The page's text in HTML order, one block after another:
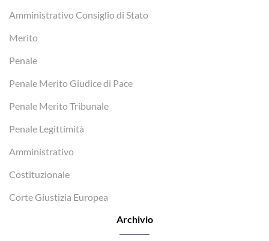
Amministrativo Consiglio di Stato
Merito
Penale
Penale Merito Giudice di Pace
Penale Merito Tribunale
Penale Legittimità
Amministrativo
Costituzionale
Corte Giustizia Europea
Archivio